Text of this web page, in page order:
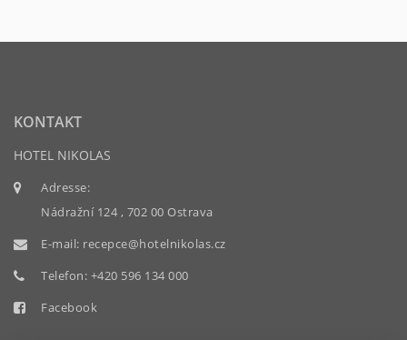
KONTAKT
HOTEL NIKOLAS
Adresse:
Nádražní 124 , 702 00 Ostrava
E-mail: recepce@hotelnikolas.cz
Telefon: +420 596 134 000
Facebook